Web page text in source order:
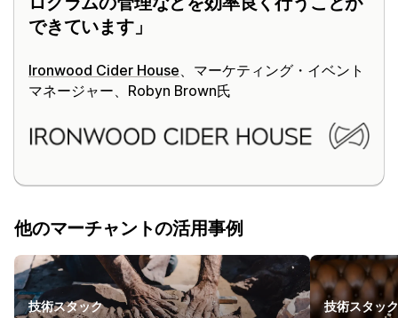
できています
Ironwood Cider House 、マーケティング・イベント
マネージャー、Robyn Brown氏
他のマーチャントの活用事例
技術スタック 技術スタック